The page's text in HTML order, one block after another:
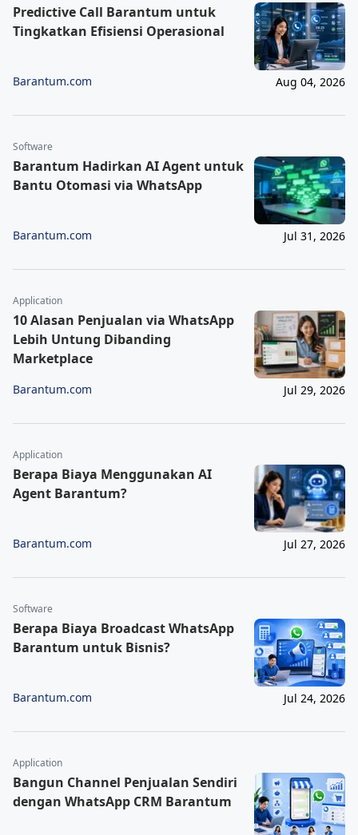
Predictive Call Barantum untuk
Tingkatkan Efisiensi Operasional
Barantum.com Aug 04, 2026
Software
Barantum Hadirkan AI Agent untuk
Bantu Otomasi via WhatsApp
Barantum.com Jul 31, 2026
Application
10 Alasan Penjualan via WhatsApp
Lebih Untung Dibanding
Marketplace
Barantum.com Jul 29, 2026
Application
Berapa Biaya Menggunakan AI
Agent Barantum?
Barantum.com Jul 27, 2026
Software
Berapa Biaya Broadcast WhatsApp
Barantum untuk Bisnis?
Barantum.com Jul 24, 2026
Application
Bangun Channel Penjualan Sendiri
dengan WhatsApp CRM Barantum